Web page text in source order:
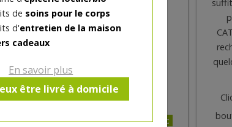
de soins pour le corps
d'entretien de la maison
cadeaux
En savoir plus
être livré à domicile
! C?est un véritable 5 en 1 : anti-
et purifie votre peau. Et pour la
elle affiche un SPF 10 !
de l?épiderme
9€/pc